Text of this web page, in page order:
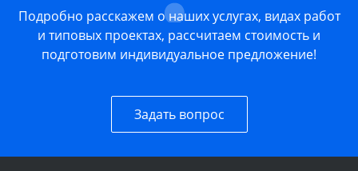
Подробно расскажем о наших услугах, видах работ
и типовых проектах, рассчитаем стоимость и
подготовим индивидуальное предложение!
Задать вопрос